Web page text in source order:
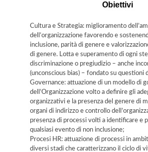
Obiettivi
Cultura e Strategia: miglioramento
dell’organizzazione favorendo e
inclusione, parità di genere e
di genere. Lotta e superamento di ogni
discriminazione o pregiudizio – anche
(unconscious bias) – fondato su questioni
Governance: attuazione di un modello di
dell’Organizzazione volto a definire gli
organizzativi e la presenza del genere di
organi di indirizzo e controllo
presenza di processi volti a identificare e
qualsiasi evento di non inclusione;
Procesi HR: attuazione di processi in
diversi stadi che caratterizzano il ciclo di